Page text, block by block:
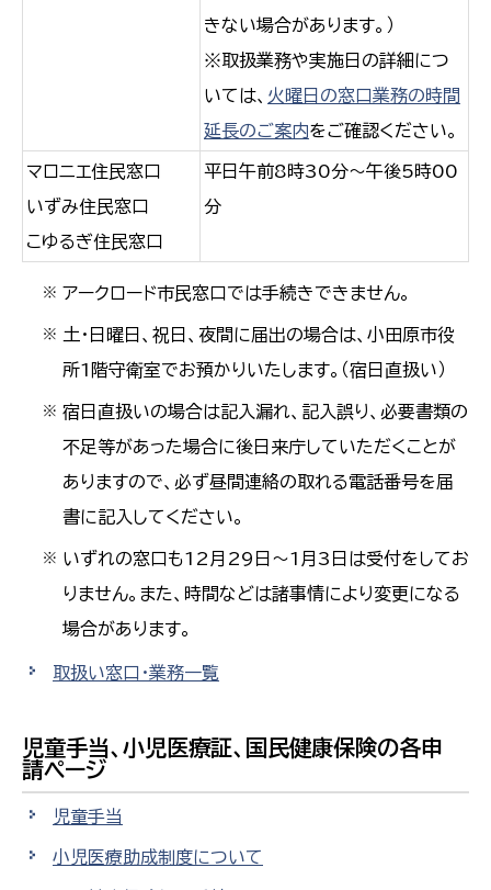
きない場合があります。）
※取扱業務や実施日の詳細につ
いては、 火曜日の窓口業務の時間
延長のご案内をご確認ください。
マロニエ住民窓口
いずみ住民窓口
こゆるぎ住民窓口
平日午前8時30分～午後5時00
分
※ アークロード市民窓口では手続きできません。
※ 土・日曜日、祝日、夜間に届出の場合は、小田原市役
所1階守衛室でお預かりいたします。（宿日直扱い）
※ 宿日直扱いの場合は記入漏れ、記入誤り、必要書類の
不足等があった場合に後日来庁していただくことが
ありますので、必ず昼間連絡の取れる電話番号を届
書に記入してください。
※ いずれの窓口も12月29日～1月3日は受付をしてお
りません。また、時間などは諸事情により変更になる
場合があります。
取扱い窓口・業務一覧
児童手当、小児医療証、国民健康保険の各申
請ページ
児童手当
小児医療助成制度について